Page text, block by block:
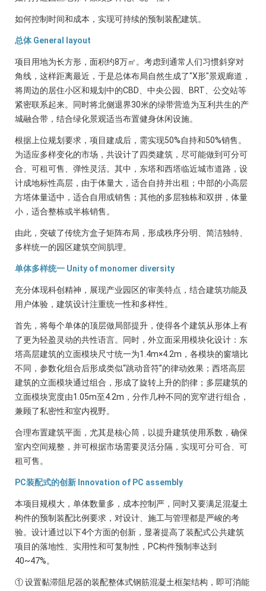
如何控制时间和成本，实现可持续的预制装配建筑。
总体 General layout
项目用地为长方形，面积约8万㎡。考虑到通常人们习惯斜穿对
角线，这样距离最近，于是总体布局自然生成了"X形"景观廊道，
将周边的居住小区和规划中的CBD、中央公园、BRT、公交站等
紧密联系起来。同时将北侧退界30米的绿带营造为互利共生的产
城融合带，结合绿化景观适当布置健身休闲设施。
根据上位规划要求，项目建成后，需实现50%自持和50%销售。
为适应多样变化的市场，共设计了四类建筑，尽可能做到可分可
合、可租可售、弹性灵活。其中，东塔和西塔临近城市道路，设
计成地标性高层，由于体量大，适合自持并出租；中部的小高层
方塔体量适中，适合自用或销售；其他的多层独栋和双拼，体量
小，适合整栋或半栋销售。
由此，突破了传统方盒子矩阵布局，形成秩序分明、简洁独特、
多样统一的园区建筑空间肌理。
单体多样统一 Unity of monomer diversity
充分体现科创精神，展现产业园区的审美特点，结合建筑功能及
用户体验，建筑设计注重统一性和多样性。
首先，将每个单体的顶层做局部提升，使得各个建筑从形体上有
了更为轻盈灵动的共性语言。同时，外立面采用模块化设计：东
塔高层建筑的立面模块尺寸统一为1.4m×4.2m，各模块的窗墙比
不同，参数化组合后形成类似“跳动音符”的律动效果；西塔高层
建筑的立面模块通过组合，形成了旋转上升的韵律；多层建筑的
立面模块宽度由1.05m至4.2m，分作几种不同的宽窄进行组合，
兼顾了私密性和室内视野。
合理布置建筑平面，尤其是核心筒，以提升建筑使用系数，确保
室内空间规整，并可根据市场需要灵活分隔，实现可分可合、可
租可售。
PC装配式的创新 Innovation of PC assembly
本项目规模大，单体数量多，成本控制严，同时又要满足混凝土
构件的预制装配比例要求，对设计、施工与管理都是严峻的考
验。设计通过以下4个方面的创新，显著提高了装配式公共建筑
项目的落地性、实用性和可复制性，PC构件预制率达到
40~47%。
① 设置黏滞阻尼器的装配整体式钢筋混凝土框架结构，即可消能